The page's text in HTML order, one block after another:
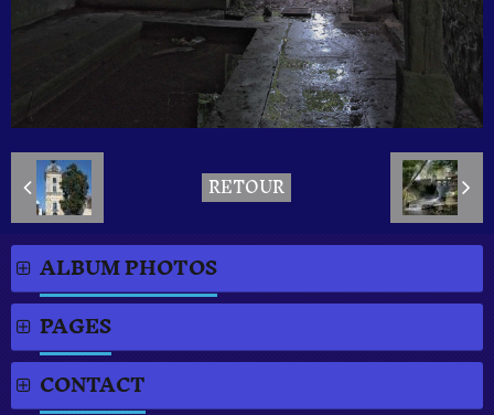
RETOUR
ALBUM PHOTOS
PAGES
CONTACT